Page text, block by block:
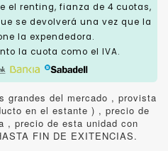
el renting, fianza de 4 cuotas,
se devolverá una vez que la
la expendedora.
la cuota como el IVA.
grandes del mercado , provista
en el estante ) , precio de
, precio de esta unidad con
FIN DE EXITENCIAS.